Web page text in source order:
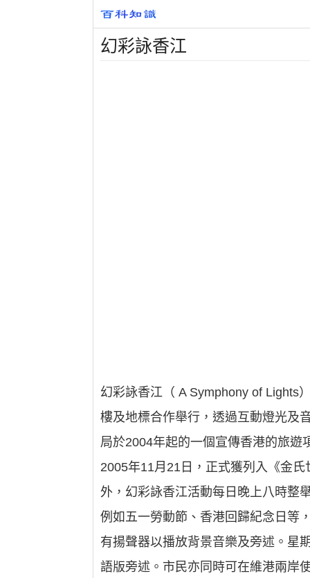
幻彩詠香江
幻彩詠香江（ A Symphony of Lights
樓及地標合作舉行，透過互動燈光及
局於2004年起的一個宣傳香港的旅
2005年11月21日，正式獲列入《金
外，幻彩詠香江活動每日晚上八時整
例如五一勞動節、香港回歸紀念日等
有揚聲器以播放背景音樂及旁述。星
語版旁述。市民亦同時可在維港兩岸